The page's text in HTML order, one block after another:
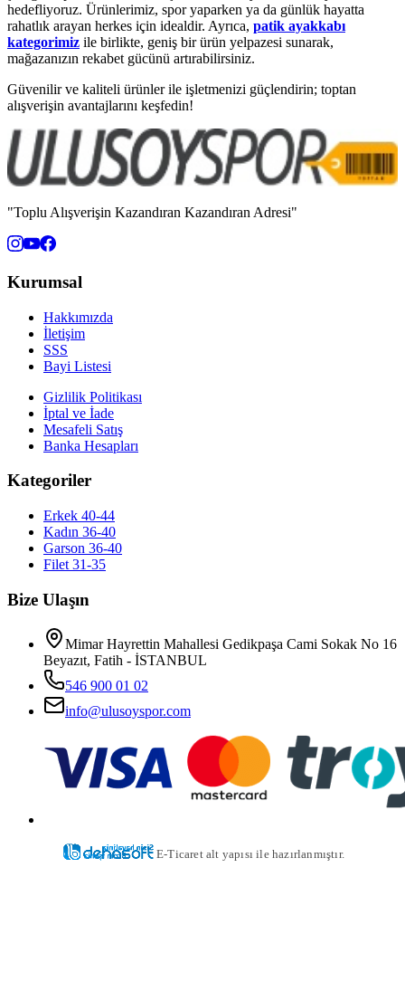
hedefliyoruz. Ürünlerimiz, spor yaparken ya da günlük hayatta
rahatlık arayan herkes için idealdir. Ayrıca, patik ayakkabı
kategorimiz ile birlikte, geniş bir ürün yelpazesi sunarak,
mağazanızın rekabet gücünü artırabilirsiniz.
Güvenilir ve kaliteli ürünler ile işletmenizi güçlendirin; toptan
alışverişin avantajlarını keşfedin!
"Toplu Alışverişin Kazandıran Kazandıran Adresi"
Kurumsal
Hakkımızda
İletişim
SSS
Bayi Listesi
Gizlilik Politikası
İptal ve İade
Mesafeli Satış
Banka Hesapları
Kategoriler
Erkek 40-44
Kadın 36-40
Garson 36-40
Filet 31-35
Bize Ulaşın
Mimar Hayrettin Mahallesi Gedikpaşa Cami Sokak No 16
Beyazıt, Fatih - İSTANBUL
546 900 01 02
info@ulusoyspor.com
E-Ticaret alt yapısı ile hazırlanmıştır.